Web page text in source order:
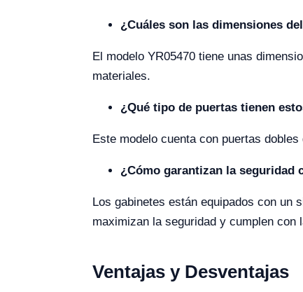
¿Cuáles son las dimensiones
El modelo YR05470 tiene unas
materiales.
¿Qué tipo de puertas tienen
Este modelo cuenta con puertas
¿Cómo garantizan la seguridad
Los gabinetes están equipados con un
maximizan la seguridad y cumplen con
Ventajas y Desventajas